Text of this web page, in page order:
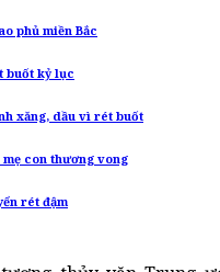
phủ miền Bắc
buốt kỷ lục
xăng, dầu vì rét buốt
con thương vong
rét đậm